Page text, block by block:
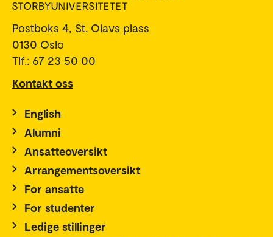
Postboks 4, St. Olavs plass
0130 Oslo
Tlf.: 67 23 50 00
Kontakt oss
English
Alumni
Ansatteoversikt
Arrangementsoversikt
For ansatte
For studenter
Ledige stillinger